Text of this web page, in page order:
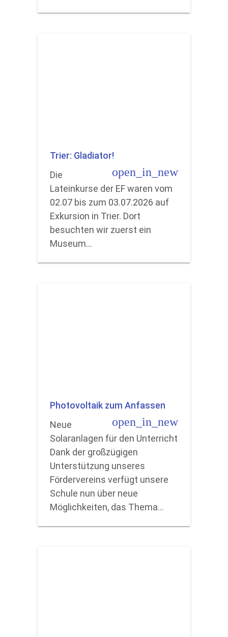
Trier: Gladiator!
open_in_new
Die
Lateinkurse der EF waren vom
02.07 bis zum 03.07.2026 auf
Exkursion in Trier. Dort
besuchten wir zuerst ein
Museum…
Photovoltaik zum Anfassen
open_in_new
Neue
Solaranlagen für den Unterricht
Dank der großzügigen
Unterstützung unseres
Fördervereins verfügt unsere
Schule nun über neue
Möglichkeiten, das Thema…